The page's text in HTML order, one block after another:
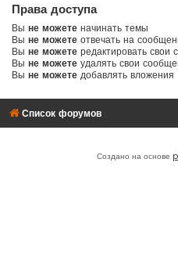
Права доступа
Вы не можете начинать темы
Вы не можете отвечать на
Вы не можете редактировать свои
Вы не можете удалять свои
Вы не можете добавлять вложения
Список форумов
Создано на основе